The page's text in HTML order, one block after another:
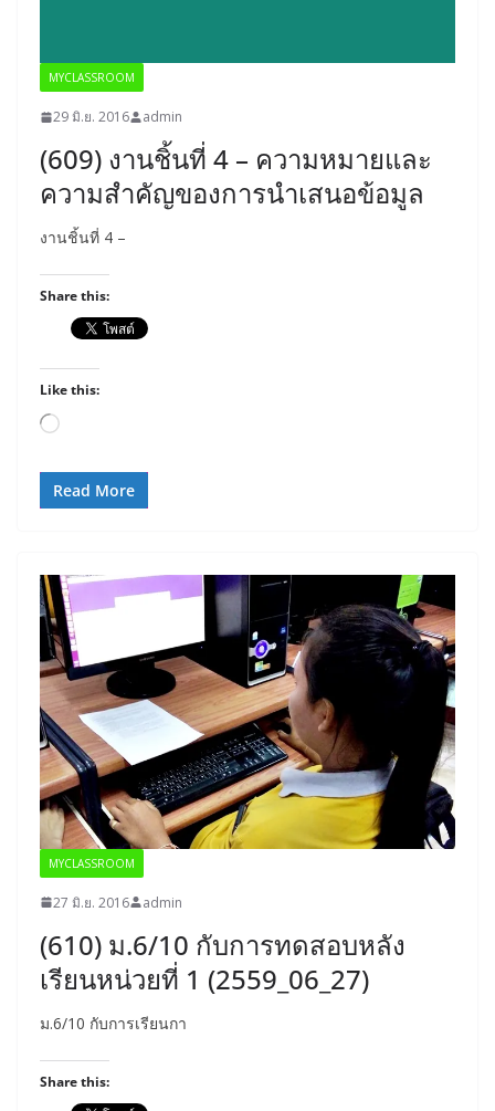
MYCLASSROOM
29 มิ.ย. 2016 admin
(609) งานชิ้นที่ 4 – ความหมายและ
ความสำคัญของการนำเสนอข้อมูล
งานชิ้นที่ 4 –
Share this:
Like this:
Loading…
Read More
MYCLASSROOM
27 มิ.ย. 2016 admin
(610) ม.6/10 กับการทดสอบหลัง
เรียนหน่วยที่ 1 (2559_06_27)
ม.6/10 กับการเรียนกา
Share this: